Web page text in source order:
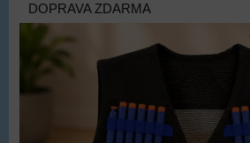
DOPRAVA ZDARMA